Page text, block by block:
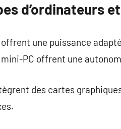
d’ordinateurs
une puissance
PC offrent une
des cartes